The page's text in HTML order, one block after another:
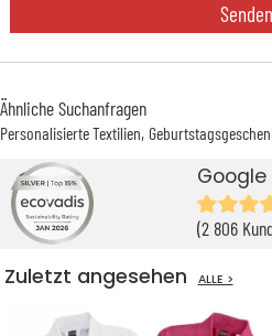
Senden
Ähnliche Suchanfragen
Personalisierte Textilien
(2 806
Zuletzt angesehen ALLE >